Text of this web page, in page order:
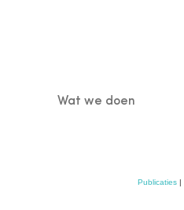
Wat we doen
Publicaties|